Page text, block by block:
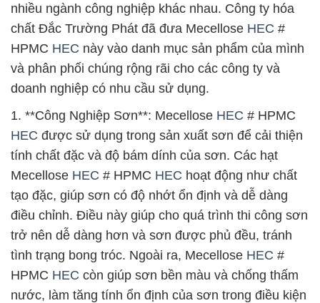
nhiều ngành công nghiệp khác nhau. Công ty hóa
chất Đắc Trường Phát đã đưa Mecellose HEC #
HPMC HEC này vào danh mục sản phẩm của mình
và phân phối chúng rộng rãi cho các công ty và
doanh nghiệp có nhu cầu sử dụng.
1. **Công Nghiệp Sơn**: Mecellose HEC # HPMC
HEC được sử dụng trong sản xuất sơn để cải thiện
tính chất đặc và độ bám dính của sơn. Các hạt
Mecellose HEC # HPMC HEC hoạt động như chất
tạo đặc, giúp sơn có độ nhớt ổn định và dễ dàng
điều chỉnh. Điều này giúp cho quá trình thi công sơn
trở nên dễ dàng hơn và sơn được phủ đều, tránh
tình trạng bong tróc. Ngoài ra, Mecellose HEC #
HPMC HEC còn giúp sơn bền màu và chống thấm
nước, làm tăng tính ổn định của sơn trong điều kiện